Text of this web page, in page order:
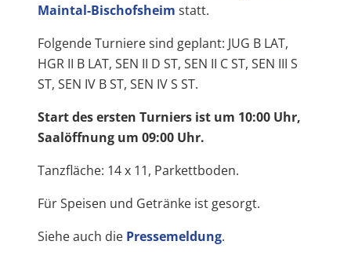
Maintal-Bischofsheim statt.
Folgende Turniere sind geplant: JUG B LAT,
HGR II B LAT, SEN II D ST, SEN II C ST, SEN III S
ST, SEN IV B ST, SEN IV S ST.
Start des ersten Turniers ist um 10:00 Uhr,
Saalöffnung um 09:00 Uhr.
Tanzfläche: 14 x 11, Parkettboden.
Für Speisen und Getränke ist gesorgt.
Siehe auch die Pressemeldung.